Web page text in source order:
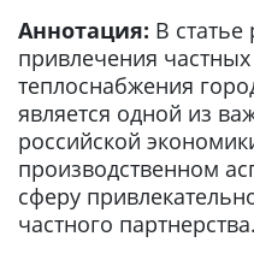
Аннотация: В
привлечения
теплоснабжения
является одной из
российской
производственном
сферу
частного партнерства.